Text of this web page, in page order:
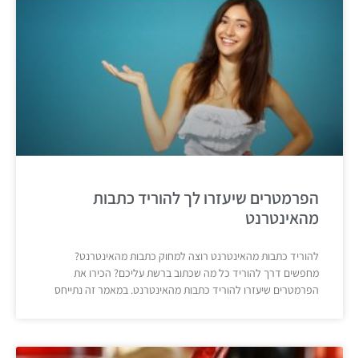
הפרמטרים שיעזרו לך להוריד כתבות
מהאינטרנט
להוריד כתבות מהאינטרנט רוצה למחוק כתבות מהאינטרנט?
מחפשים דרך להוריד כל מה שכתוב ברשת עליכם? הכירו את
הפרמטרים שיעזרו להוריד כתבות מהאינטרנט. במאמר זה נתייחס